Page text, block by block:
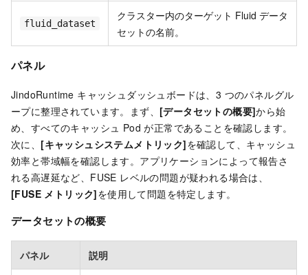
fluid_dataset
クラスター内のターゲット Fluid データ
セットの名前。
パネル
JindoRuntime キャッシュダッシュボードは、3 つのパネルグル
ープに整理されています。まず、 [データセットの概要]から始
め、すべてのキャッシュ Pod が正常であることを確認します。
次に、 [キャッシュシステムメトリック]を確認して、キャッシュ
効率と帯域幅を確認します。アプリケーションによって報告さ
れる高遅延など、FUSE レベルの問題が疑われる場合は、
[FUSE メトリック]を使用して問題を特定します。
データセットの概要
パネル 説明